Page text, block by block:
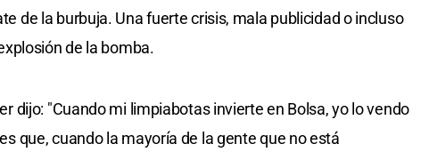
de la burbuja. Una fuerte crisis, mala publicidad o incluso
de la bomba.
dijo: "Cuando mi limpiabotas invierte en Bolsa, yo lo vendo
que, cuando la mayoría de la gente que no está